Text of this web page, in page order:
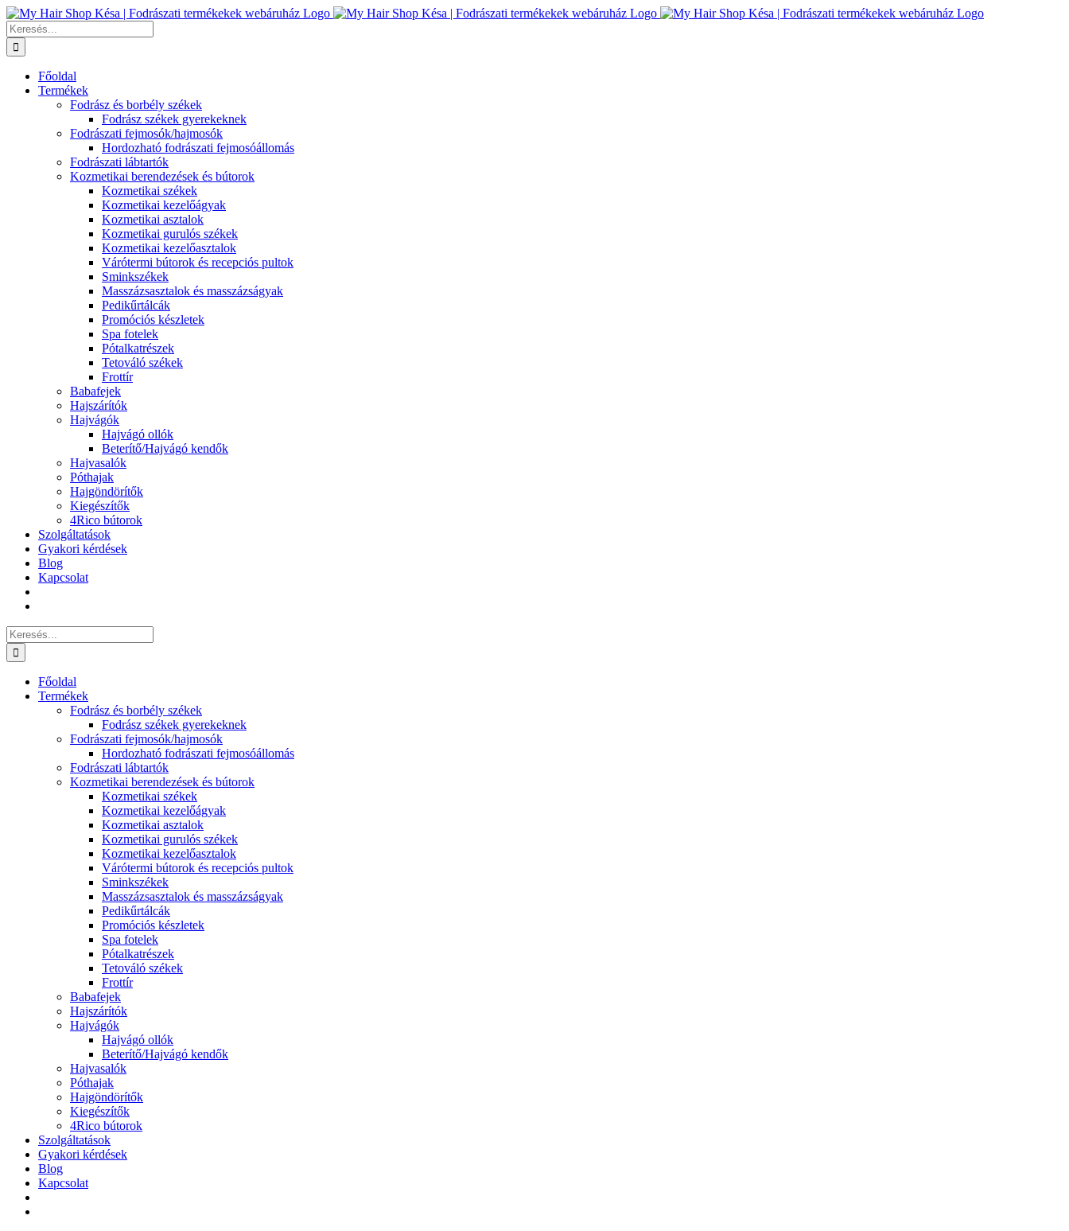
Kihagyás
Keresés...
Főoldal
Termékek
Fodrász és borbély székek
Fodrász székek gyerekeknek
Fodrászati fejmosók/hajmosók
Hordozható fodrászati fejmosóállomás
Fodrászati lábtartók
Kozmetikai berendezések és bútorok
Kozmetikai székek
Kozmetikai kezelőágyak
Kozmetikai asztalok
Kozmetikai gurulós székek
Kozmetikai kezelőasztalok
Várótermi bútorok és recepciós pultok
Sminkszékek
Masszázsasztalok és masszázságyak
Pedikűrtálcák
Promóciós készletek
Spa fotelek
Pótalkatrészek
Tetováló székek
Frottír
Babafejek
Hajszárítók
Hajvágók
Hajvágó ollók
Beterítő/Hajvágó kendők
Hajvasalók
Póthajak
Hajgöndörítők
Kiegészítők
4Rico bútorok
Szolgáltatások
Gyakori kérdések
Blog
Kapcsolat
Keresés...
Főoldal
Termékek
Fodrász és borbély székek
Fodrász székek gyerekeknek
Fodrászati fejmosók/hajmosók
Hordozható fodrászati fejmosóállomás
Fodrászati lábtartók
Kozmetikai berendezések és bútorok
Kozmetikai székek
Kozmetikai kezelőágyak
Kozmetikai asztalok
Kozmetikai gurulós székek
Kozmetikai kezelőasztalok
Várótermi bútorok és recepciós pultok
Sminkszékek
Masszázsasztalok és masszázságyak
Pedikűrtálcák
Promóciós készletek
Spa fotelek
Pótalkatrészek
Tetováló székek
Frottír
Babafejek
Hajszárítók
Hajvágók
Hajvágó ollók
Beterítő/Hajvágó kendők
Hajvasalók
Póthajak
Hajgöndörítők
Kiegészítők
4Rico bútorok
Szolgáltatások
Gyakori kérdések
Blog
Kapcsolat